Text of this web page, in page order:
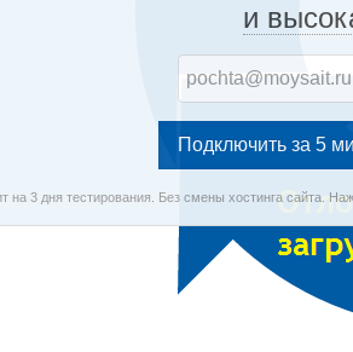
и
на 3 дня тестирования. Без смены хостинга сайта.